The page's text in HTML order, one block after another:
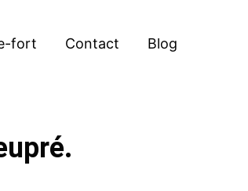
fort Contact Blog